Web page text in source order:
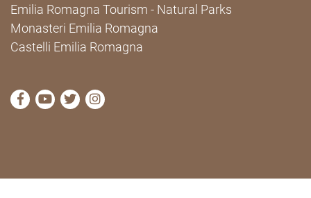
Emilia Romagna Tourism - Natural Parks
Monasteri Emilia Romagna
Castelli Emilia Romagna
visit Cammini Emilia-Romagna Facebook profile
visit Cammini Emilia-Romagna YouTube profile
visit Cammini Emilia-Romagna Twitter
visit Cammini Emilia-Romagna